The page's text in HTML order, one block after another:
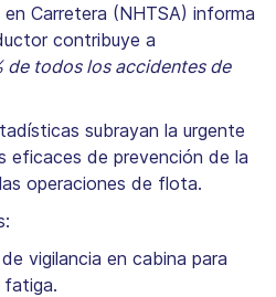
Carretera (NHTSA) informa
contribuye a
de todos los accidentes de
subrayan la urgente
eficaces de prevención de la
operaciones de flota.
vigilancia en cabina para